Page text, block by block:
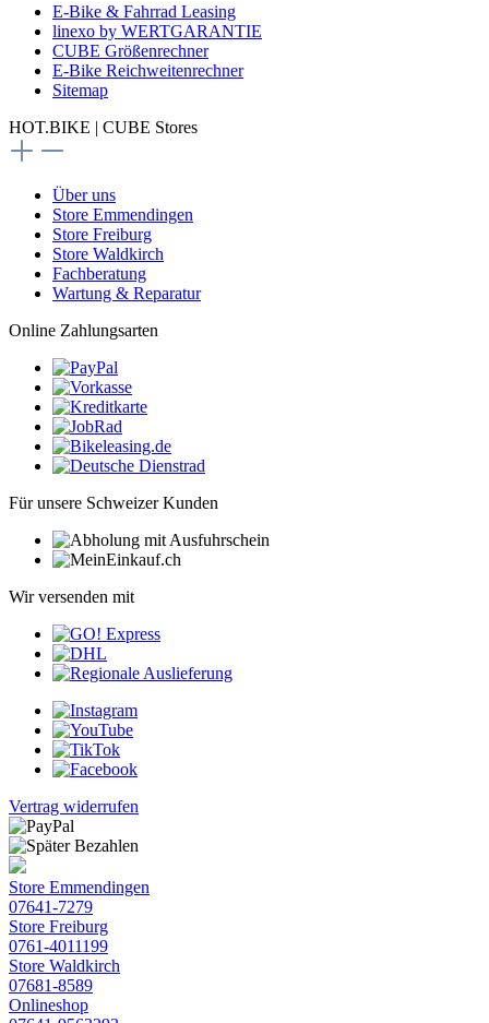
E-Bike & Fahrrad Leasing
linexo by WERTGARANTIE
CUBE Größenrechner
E-Bike Reichweitenrechner
Sitemap
HOT.BIKE | CUBE Stores
Über uns
Store Emmendingen
Store Freiburg
Store Waldkirch
Fachberatung
Wartung & Reparatur
Online Zahlungsarten
Für unsere Schweizer Kunden
Wir versenden mit
Vertrag widerrufen
Store Emmendingen
07641-7279
Store Freiburg
0761-4011199
Store Waldkirch
07681-8589
Onlineshop